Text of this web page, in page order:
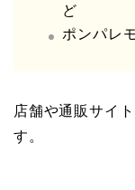
ど
ポンパレ
店舗や通販サイ
す。